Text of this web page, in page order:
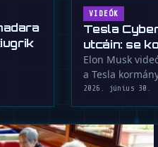
VIDEÓK
Tesla
utcáin: se
pedálok
Elon Musk
a Tesla
nélküli
…
2026. június 30.